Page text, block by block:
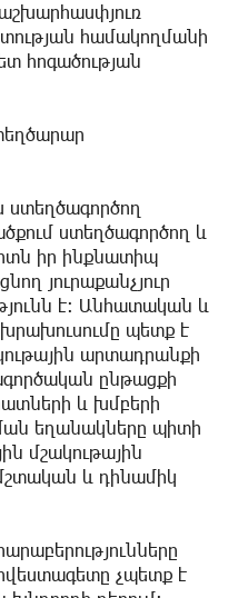
համակողմանի
հոգածության
ստեղծագործող և
իր ինքնատիպ
յուրաքանչյուր
է։ Անհատական և
պետք է
արտադրանքի
ընթացքի
և խմբերի
եղանակները պիտի
մշակութային
և դինամիկ
չպետք է